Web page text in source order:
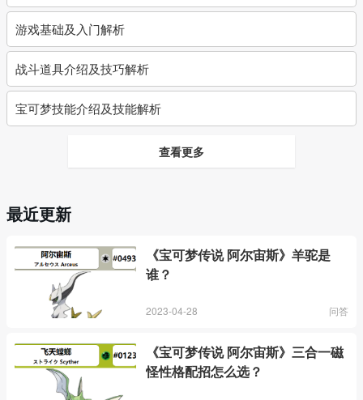
游戏基础及入门解析
战斗道具介绍及技巧解析
宝可梦技能介绍及技能解析
查看更多
最近更新
《宝可梦传说 阿尔宙斯》羊驼是
谁？
2023-04-28 问答
《宝可梦传说 阿尔宙斯》三合一磁
怪性格配招怎么选？